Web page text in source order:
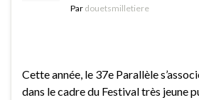
Par douetsmilletiere
Cette année, le 37e Parallèle
dans le cadre du Festival très jeune